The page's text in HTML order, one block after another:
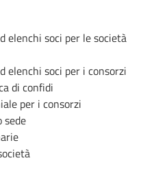
elenchi soci per le società
elenchi soci per i consorzi
di confidi
per i consorzi